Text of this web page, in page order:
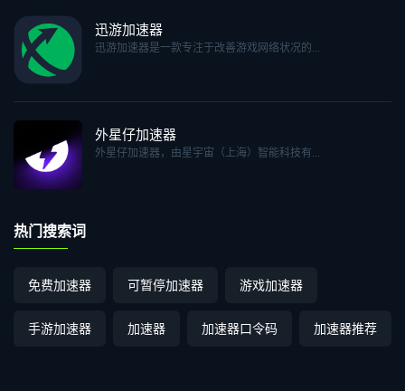
迅游加速器
迅游加速器是一款专注于改善游戏网络状况的...
外星仔加速器
外星仔加速器，由星宇宙（上海）智能科技有...
热门搜索词
免费加速器 可暂停加速器 游戏加速器
手游加速器 加速器 加速器口令码 加速器推荐